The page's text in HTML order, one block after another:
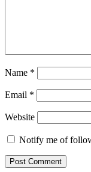
Name *
Email *
Website
Notify me of